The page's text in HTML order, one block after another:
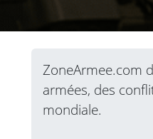
ZoneArmee.com
armées, des
mondiale.